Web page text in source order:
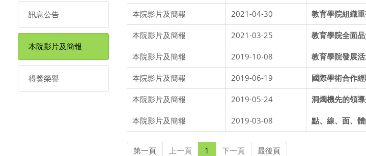
訊息公告
本院影片及簡報
得獎榮譽
本院影片及簡報 2021-04-30 教育學院組織
本院影片及簡報 2021-03-25 教育學院全面
本院影片及簡報 2019-10-08 教育學院發展
本院影片及簡報 2019-06-19 國際學術合作
本院影片及簡報 2019-05-24 洞燭機先的領
本院影片及簡報 2019-03-08 點、線、面、
第一頁 上一頁 1 下一頁 最後頁